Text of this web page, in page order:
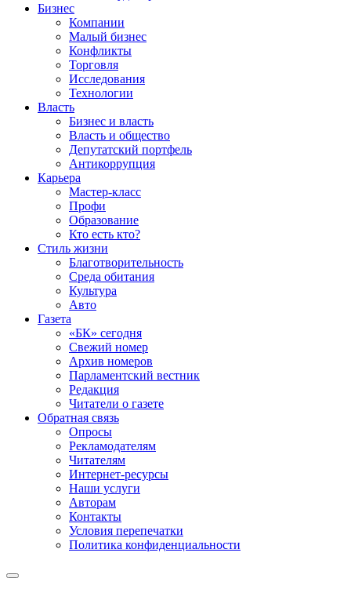
Бизнес
Компании
Малый бизнес
Конфликты
Торговля
Исследования
Технологии
Власть
Бизнес и власть
Власть и общество
Депутатский портфель
Антикоррупция
Карьера
Мастер-класс
Профи
Образование
Кто есть кто?
Стиль жизни
Благотворительность
Среда обитания
Культура
Авто
Газета
«БК» сегодня
Свежий номер
Архив номеров
Парламентский вестник
Редакция
Читатели о газете
Обратная связь
Опросы
Рекламодателям
Читателям
Интернет-ресурсы
Наши услуги
Авторам
Контакты
Условия перепечатки
Политика конфиденциальности